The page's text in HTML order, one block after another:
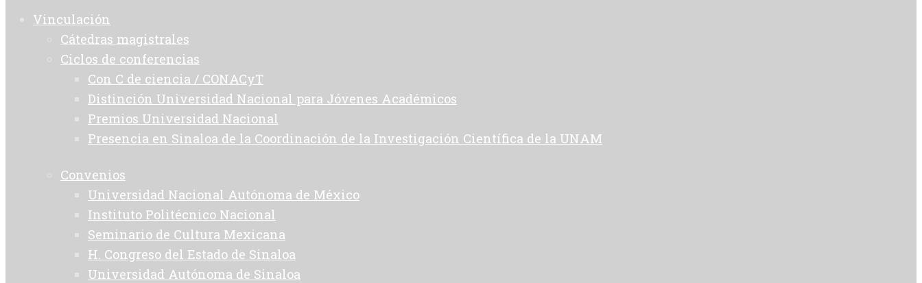
Vinculación
Cátedras magistrales
Ciclos de conferencias
Con C de ciencia / CONACyT
Distinción Universidad Nacional para Jóvenes Académicos
Premios Universidad Nacional
Presencia en Sinaloa de la Coordinación de la Investigación Científica de la UNAM
Convenios
Universidad Nacional Autónoma de México
Instituto Politécnico Nacional
Seminario de Cultura Mexicana
H. Congreso del Estado de Sinaloa
Universidad Autónoma de Sinaloa